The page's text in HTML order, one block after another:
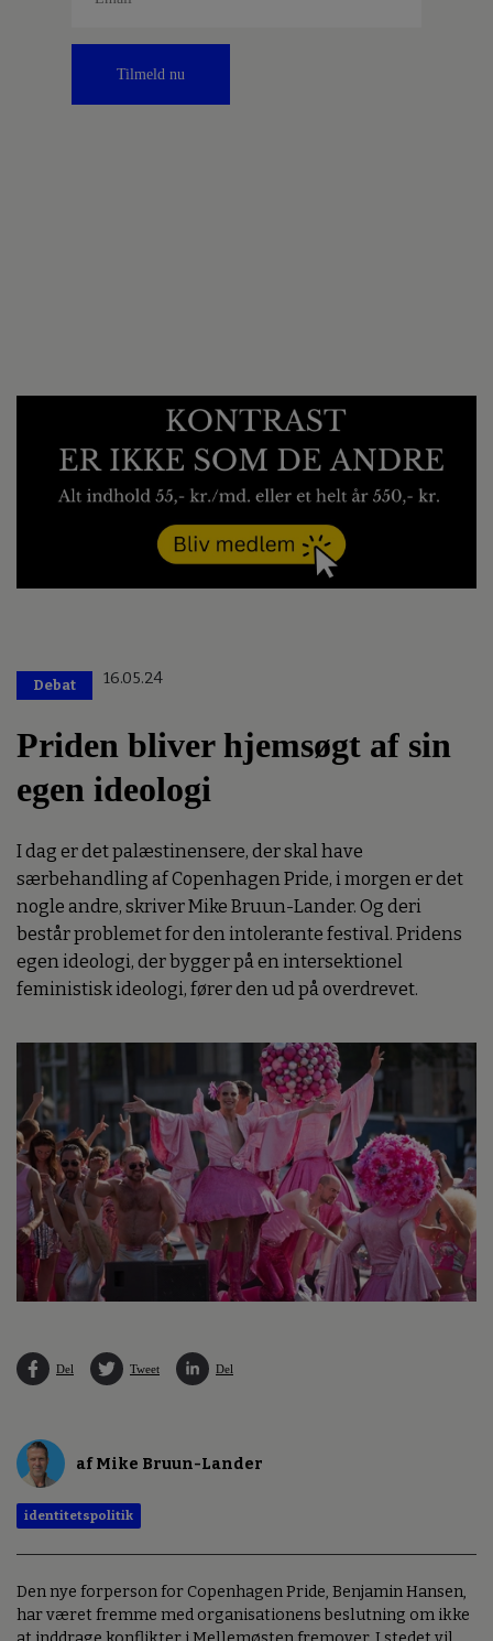
Tilmeld nu
Debat 16.05.24
Priden bliver hjemsøgt af sin
egen ideologi
I dag er det palæstinensere, der skal have
særbehandling af Copenhagen Pride, i morgen er det
nogle andre, skriver Mike Bruun-Lander. Og deri
består problemet for den intolerante festival. Pridens
egen ideologi, der bygger på en intersektionel
feministisk ideologi, fører den ud på overdrevet.
Del Tweet Del
af Mike Bruun-Lander
identitetspolitik
Den nye forperson for Copenhagen Pride, Benjamin Hansen,
har været fremme med organisationens beslutning om ikke